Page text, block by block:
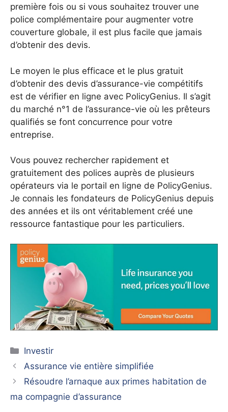
première fois ou si vous souhaitez trouver une
police complémentaire pour augmenter votre
couverture globale, il est plus facile que jamais
d’obtenir des devis.
Le moyen le plus efficace et le plus gratuit
d’obtenir des devis d’assurance-vie compétitifs
est de vérifier en ligne avec PolicyGenius. Il s’agit
du marché n°1 de l’assurance-vie où les prêteurs
qualifiés se font concurrence pour votre
entreprise.
Vous pouvez rechercher rapidement et
gratuitement des polices auprès de plusieurs
opérateurs via le portail en ligne de PolicyGenius.
Je connais les fondateurs de PolicyGenius depuis
des années et ils ont véritablement créé une
ressource fantastique pour les particuliers.
Catégories
Investir
Assurance vie entière simplifiée
Résoudre l’arnaque aux primes habitation de
ma compagnie d’assurance